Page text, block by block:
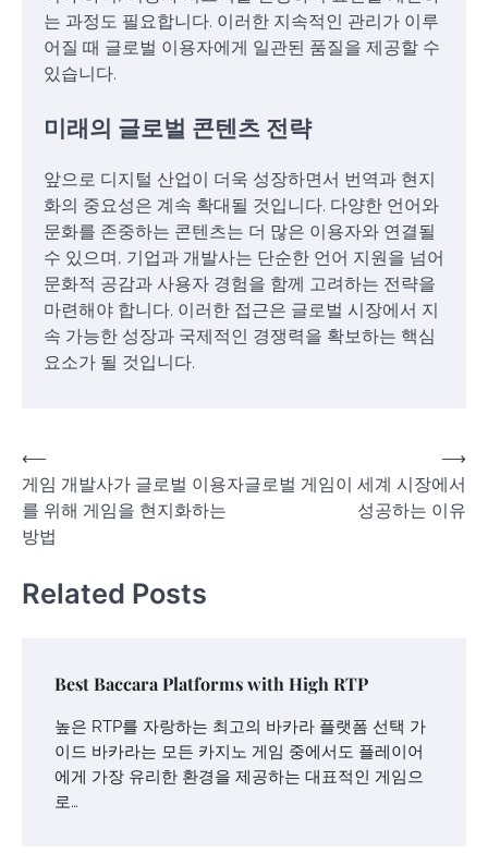
는 과정도 필요합니다. 이러한 지속적인 관리가 이루
어질 때 글로벌 이용자에게 일관된 품질을 제공할 수
있습니다.
미래의 글로벌 콘텐츠 전략
앞으로 디지털 산업이 더욱 성장하면서 번역과 현지
화의 중요성은 계속 확대될 것입니다. 다양한 언어와
문화를 존중하는 콘텐츠는 더 많은 이용자와 연결될
수 있으며, 기업과 개발사는 단순한 언어 지원을 넘어
문화적 공감과 사용자 경험을 함께 고려하는 전략을
마련해야 합니다. 이러한 접근은 글로벌 시장에서 지
속 가능한 성장과 국제적인 경쟁력을 확보하는 핵심
요소가 될 것입니다.
Post
navigation
⟵
게임 개발사가 글로벌 이용자
를 위해 게임을 현지화하는
방법
글로벌 게임이 세계 시장에서
성공하는 이유
⟶
Related Posts
Best Baccara Platforms with High RTP
높은 RTP를 자랑하는 최고의 바카라 플랫폼 선택 가
이드 바카라는 모든 카지노 게임 중에서도 플레이어
에게 가장 유리한 환경을 제공하는 대표적인 게임으
로…